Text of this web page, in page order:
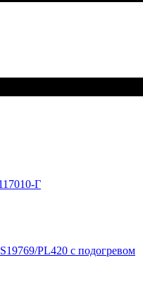
Г
PL420 с подогревом